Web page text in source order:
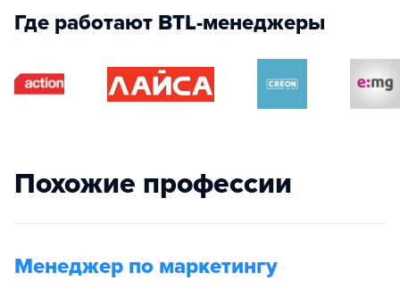
Где работают BTL-менеджеры
Похожие профессии
Менеджер по маркетингу